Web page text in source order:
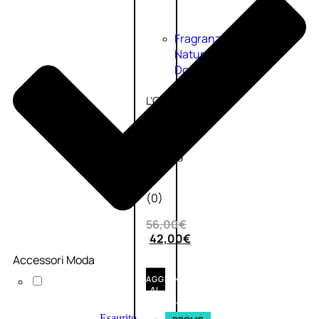
Fragranze
Nature
Donna
L’OCCITANE
EDT
Valutato
(0)
56,00€
42,00€
AGGIUNGI
AL
CARRELLO
Accessori Moda